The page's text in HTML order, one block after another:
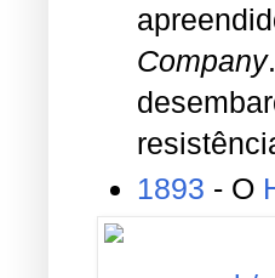
Company
1893 - O